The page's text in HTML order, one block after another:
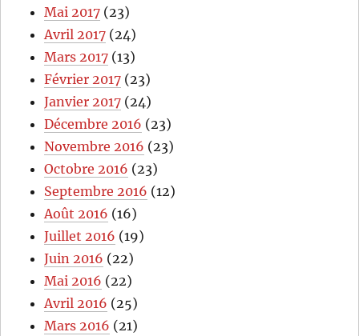
Mai 2017 (23)
Avril 2017 (24)
Mars 2017 (13)
Février 2017 (23)
Janvier 2017 (24)
Décembre 2016 (23)
Novembre 2016 (23)
Octobre 2016 (23)
Septembre 2016 (12)
Août 2016 (16)
Juillet 2016 (19)
Juin 2016 (22)
Mai 2016 (22)
Avril 2016 (25)
Mars 2016 (21)